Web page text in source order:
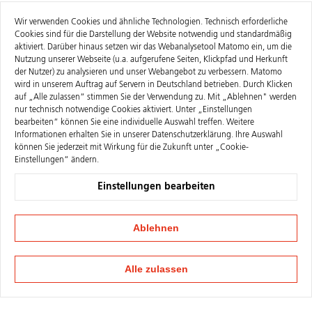
Wir verwenden Cookies und ähnliche Technologien. Technisch erforderliche
Cookies sind für die Darstellung der Website notwendig und standardmäßig
aktiviert. Darüber hinaus setzen wir das Webanalysetool Matomo ein, um die
Nutzung unserer Webseite (u.a. aufgerufene Seiten, Klickpfad und Herkunft
der Nutzer) zu analysieren und unser Webangebot zu verbessern. Matomo
wird in unserem Auftrag auf Servern in Deutschland betrieben. Durch Klicken
auf „Alle zulassen“ stimmen Sie der Verwendung zu. Mit „Ablehnen" werden
nur technisch notwendige Cookies aktiviert. Unter „Einstellungen
bearbeiten“ können Sie eine individuelle Auswahl treffen. Weitere
Informationen erhalten Sie in unserer Datenschutzerklärung. Ihre Auswahl
können Sie jederzeit mit Wirkung für die Zukunft unter „Cookie-
Einstellungen“ ändern.
Einstellungen bearbeiten
Ablehnen
Alle zulassen